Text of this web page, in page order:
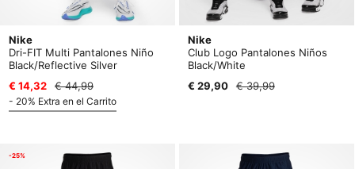
Nike
Dri-FIT Multi Pantalones Niño
Black/Reflective Silver
€ 14,32
€ 44,99
- 20% Extra en el Carrito
Nike
Club Logo Pantalones Niños
Black/White
€ 29,90
€ 39,99
-25%